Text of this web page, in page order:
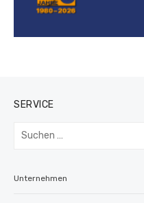
SERVICE
Suchen
Unternehmen